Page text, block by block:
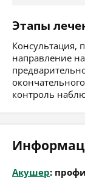
Этапы
Консультация,
направление
контроль
Акушер: